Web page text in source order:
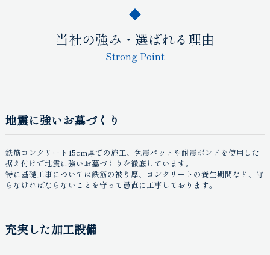
当社の強み・選ばれる理由
Strong Point
地震に強いお墓づくり
鉄筋コンクリート15cm厚での施工、免震パットや耐震ボンドを使用した
据え付けで地震に強いお墓づくりを徹底しています。
特に基礎工事については鉄筋の被り厚、コンクリートの養生期間など、守
らなければならないことを守って愚直に工事しております。
充実した加工設備